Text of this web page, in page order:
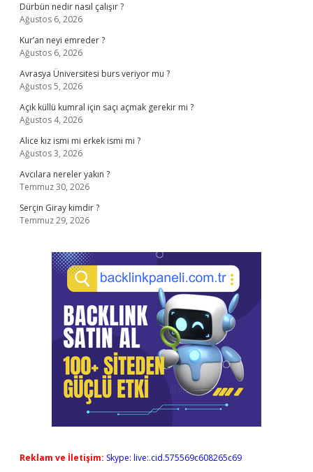
Dürbün nedir nasıl çalışır ?
Ağustos 6, 2026
Kur’an neyi emreder ?
Ağustos 6, 2026
Avrasya Üniversitesi burs veriyor mu ?
Ağustos 5, 2026
Açık küllü kumral için saçı açmak gerekir mi ?
Ağustos 4, 2026
Alice kız ismi mi erkek ismi mi ?
Ağustos 3, 2026
Avcılara nereler yakın ?
Temmuz 30, 2026
Serçin Giray kimdir ?
Temmuz 29, 2026
Reklam ve İletişim: Skype: live:.cid.575569c608265c69